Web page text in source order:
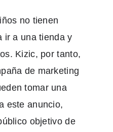
no tienen
ir a una tienda y
Kizic, por tanto,
de marketing
tomar una
este anuncio,
objetivo de